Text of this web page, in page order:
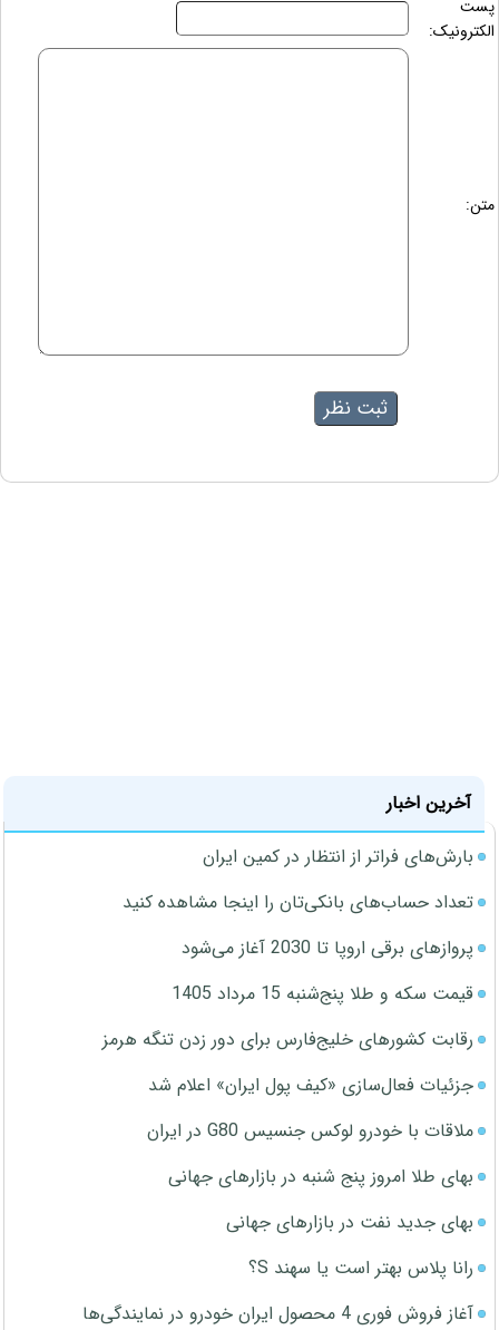
پست
الکترونیک:
متن:
آخرین اخبار
بارش‌های فراتر از انتظار در کمین ایران
تعداد حساب‌های بانکی‌تان را اینجا مشاهده کنید
پروازهای برقی اروپا تا 2030 آغاز می‌شود
قیمت سکه و طلا پنج‌شنبه 15 مرداد 1405
رقابت کشورهای خلیج‌فارس برای دور زدن تنگه هرمز
جزئیات فعال‌سازی «کیف پول ایران» اعلام شد
ملاقات با خودرو لوکس جنسیس G80 در ایران
بهای طلا امروز پنج شنبه در بازارهای جهانی
بهای جدید نفت در بازارهای جهانی
رانا پلاس بهتر است یا سهند S؟
آغاز فروش فوری 4 محصول ایران خودرو در نمایندگی‌ها